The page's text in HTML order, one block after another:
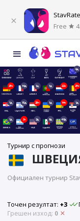
Free
4д
23ч 14д 1д 1д 22ч 23ч
1д 15д 20ч 1д 14ч 1д
1д 2ч 2д 9д 48д
Турнир с прогнози
Официален турнир
Точен резултат: +3
Грешен изход: 0